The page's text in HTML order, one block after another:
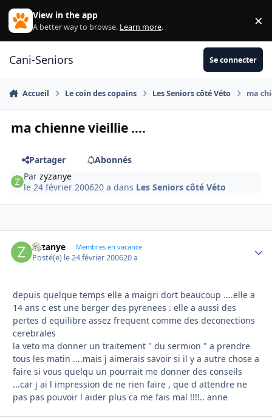
Aller au contenu
View in the app
A better way to browse. Learn more. ×
Cani-Seniors Se connecter
Accueil Le coin des copains Les Seniors côté Véto ma
ma chienne vieillie ....
Partager
Abonnés
Parzyzanye
le 24 février 200620 a dans Les Seniors côté Véto
zyzanye Membres en vacance
Posté(e) le 24 février 200620 a
depuis quelque temps elle a maigri dort beaucoup ....elle a
14 ans c est une berger des pyrenees . elle a aussi des
pertes d equilibre assez frequent comme des deconections
cerebrales
la veto ma donner un traitement " du sermion " a prendre
tous les matin ....mais j aimerais savoir si il y a autre chose a
faire si vous quelqu un pourrait me donner des conseils
...car j ai l impression de ne rien faire , que d attendre ne
pas pas pouvoir l aider plus ca me fais mal !!!!.. anne